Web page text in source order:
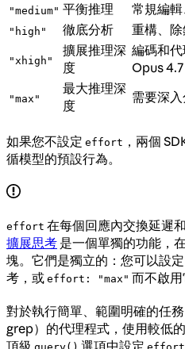
"medium" 平衡推理 常規編
"high" 徹底分析 重構、
"xhigh"
擴展推理深
度
編碼和代
Opus
"max"
最大推理深
度
需要深
如果您不設定 effort ，兩個
循模型的預設行為。
effort 在每個回應內交換延遲
擴展思考 是一個單獨的功能，
塊。它們是獨立的：您可以設定
考，或 effort: "max" 而不啟用
對於執行簡單、範圍明確的任
grep）的代理程式，使用較低